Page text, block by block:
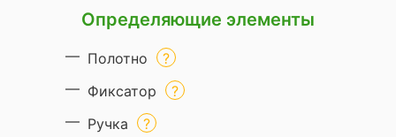
Определяющие элементы
Полотно
Фиксатор
Ручка